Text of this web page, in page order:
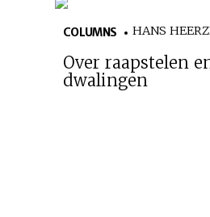
COLUMNS HANS
Over raapstelen
dwalingen